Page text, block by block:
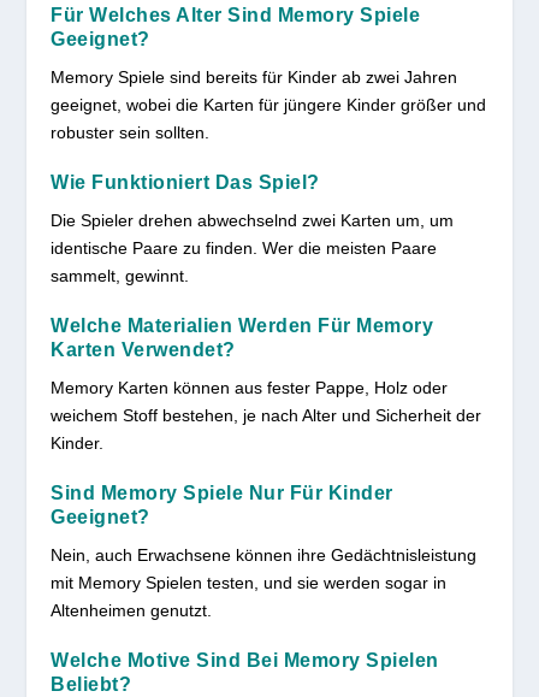
Für Welches Alter Sind Memory Spiele
Geeignet?
Memory Spiele sind bereits für Kinder ab zwei Jahren
geeignet, wobei die Karten für jüngere Kinder größer und
robuster sein sollten.
Wie Funktioniert Das Spiel?
Die Spieler drehen abwechselnd zwei Karten um, um
identische Paare zu finden. Wer die meisten Paare
sammelt, gewinnt.
Welche Materialien Werden Für Memory
Karten Verwendet?
Memory Karten können aus fester Pappe, Holz oder
weichem Stoff bestehen, je nach Alter und Sicherheit der
Kinder.
Sind Memory Spiele Nur Für Kinder
Geeignet?
Nein, auch Erwachsene können ihre Gedächtnisleistung
mit Memory Spielen testen, und sie werden sogar in
Altenheimen genutzt.
Welche Motive Sind Bei Memory Spielen
Beliebt?